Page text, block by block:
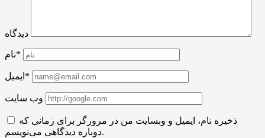
دیدگاه
نام*
ایمیل*
وب سایت
ذخیره نام، ایمیل و وبسایت من در مرورگر برای زمانی که
دوباره دیدگاهی می‌نویسم.